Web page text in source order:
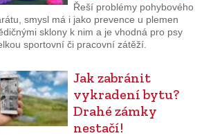
Řeší problémy pohybového
smysl má i jako prevence u plemen
sklony k nim a je vhodná pro psy
sportovní či pracovní zátěží.
Jak zabránit
vykradení bytu?
Drahé zámky
nestačí!